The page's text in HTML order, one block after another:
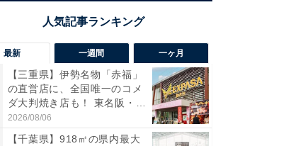
最新 一週間 一ヶ月
【三重県】伊勢名物「赤福」
の直営店に、全国唯一のコメ
ダ大判焼き店も！ 東名阪・
伊...
2026/08/06
【千葉県】918㎡の県内最大